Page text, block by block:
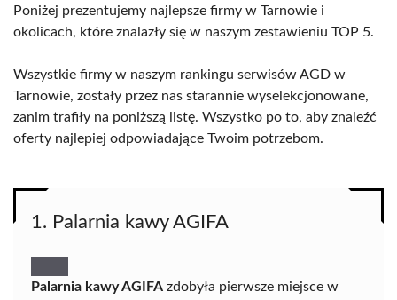
Poniżej prezentujemy najlepsze firmy w Tarnowie i
okolicach, które znalazły się w naszym zestawieniu TOP 5.
Wszystkie firmy w naszym rankingu serwisów AGD w
Tarnowie, zostały przez nas starannie wyselekcjonowane,
zanim trafiły na poniższą listę. Wszystko po to, aby znaleźć
oferty najlepiej odpowiadające Twoim potrzebom.
1. Palarnia kawy AGIFA
Palarnia kawy AGIFA zdobyła pierwsze miejsce w